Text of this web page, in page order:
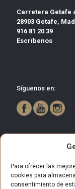
Para ofrecer las
cookies para
consentimiento de
Carretera Getafe
28903 Getafe,
916 81 20 39
Escríbenos
Síguenos en: